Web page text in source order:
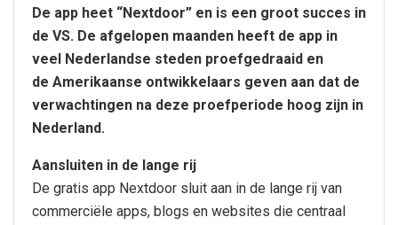
De app heet “Nextdoor” en is een groot succes in
de VS. De afgelopen maanden heeft de app in
veel Nederlandse steden proefgedraaid en
de Amerikaanse ontwikkelaars geven aan dat de
verwachtingen na deze proefperiode hoog zijn in
Nederland.
Aansluiten in de lange rij
De gratis app Nextdoor sluit aan in de lange rij van
commerciële apps, blogs en websites die centraal